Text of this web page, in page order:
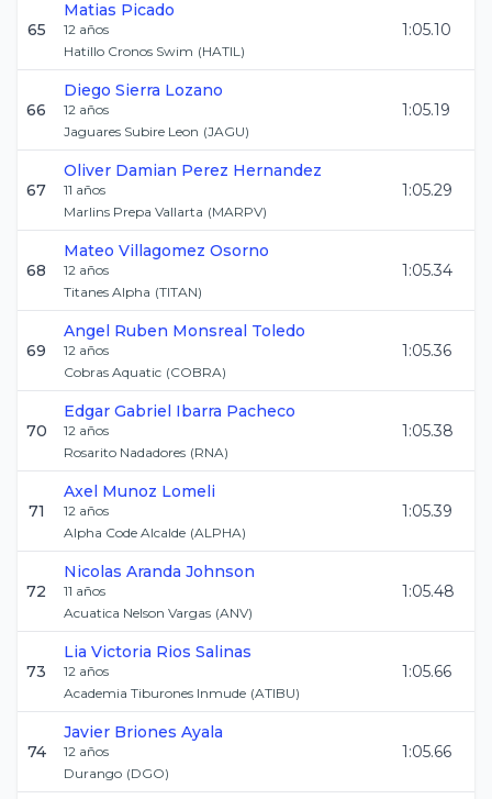
65
Matias Picado
12 años
Hatillo Cronos Swim (HATIL)
1:05.10
66
Diego Sierra Lozano
12 años
Jaguares Subire Leon (JAGU)
1:05.19
67
Oliver Damian Perez Hernandez
11 años
Marlins Prepa Vallarta (MARPV)
1:05.29
68
Mateo Villagomez Osorno
12 años
Titanes Alpha (TITAN)
1:05.34
69
Angel Ruben Monsreal Toledo
12 años
Cobras Aquatic (COBRA)
1:05.36
70
Edgar Gabriel Ibarra Pacheco
12 años
Rosarito Nadadores (RNA)
1:05.38
71
Axel Munoz Lomeli
12 años
Alpha Code Alcalde (ALPHA)
1:05.39
72
Nicolas Aranda Johnson
11 años
Acuatica Nelson Vargas (ANV)
1:05.48
73
Lia Victoria Rios Salinas
12 años
Academia Tiburones Inmude (ATIBU)
1:05.66
74
Javier Briones Ayala
12 años
Durango (DGO)
1:05.66